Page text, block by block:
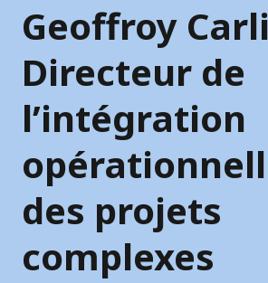
Geoffroy
Directeur de
l’intégration
des projets
complexes